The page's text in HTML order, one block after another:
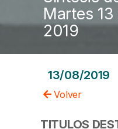
Martes
2019
13/08/2019
Volver
TITULOS